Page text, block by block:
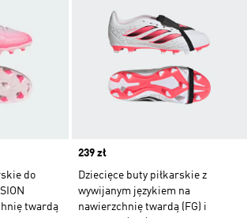
do
twardą
Price
239 zł
Dziecięce buty piłkarskie z
wywijanym językiem na
nawierzchnię twardą (FG) i